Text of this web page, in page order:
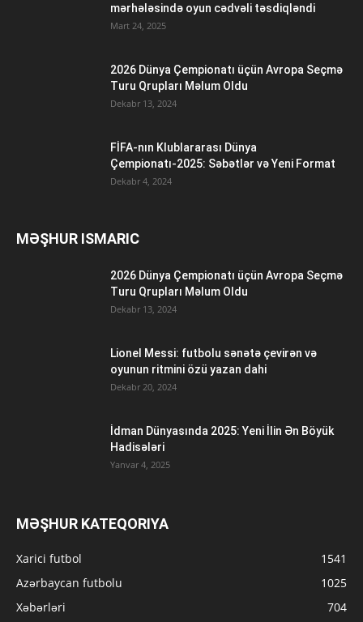
mərhələsində oyun cədvəli təsdiqləndi
Mart 24, 2025
2026 Dünya Çempionatı üçün Avropa Seçmə
Turu Qrupları Məlum Oldu
Dekabr 13, 2024
FİFA-nın Klublararası Dünya
Çempionatı-2025: Səbətlər və Yeni Format
Dekabr 4, 2024
MƏŞHUR ISMARIC
2026 Dünya Çempionatı üçün Avropa Seçmə
Turu Qrupları Məlum Oldu
Dekabr 13, 2024
Lionel Messi: futbolu sənətə çevirən və
oyunun ritmini özü yazan dahi
Dekabr 20, 2024
İdman Dünyasında 2025: Yeni İlin Ən Böyük
Hadisələri
Yanvar 4, 2025
MƏŞHUR KATEQORIYA
Xarici futbol
1541
Azərbaycan futbolu
1025
Xəbərləri
704